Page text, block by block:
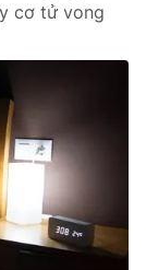
cơ tử vong